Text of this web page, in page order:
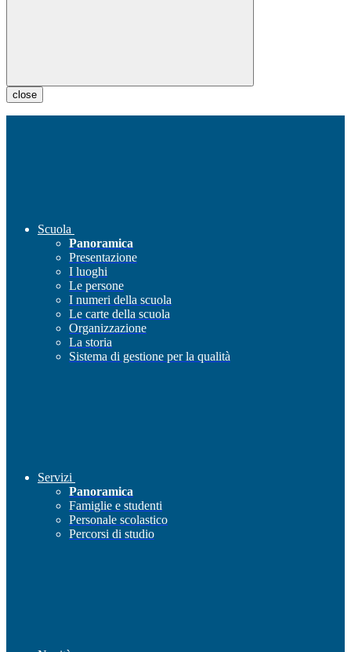
close
Scuola
Panoramica
Presentazione
I luoghi
Le persone
I numeri della scuola
Le carte della scuola
Organizzazione
La storia
Sistema di gestione per la qualità
Servizi
Panoramica
Famiglie e studenti
Personale scolastico
Percorsi di studio